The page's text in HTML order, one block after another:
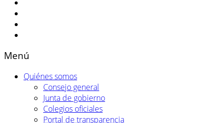
Menú
Quiénes somos
Consejo general
Junta de gobierno
Colegios oficiales
Portal de transparencia